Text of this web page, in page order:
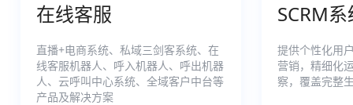
在线客服
直播+电商系统、私域三剑客系统、在
线客服机器人、呼入机器人、呼出机器
人、云呼叫中心系统、全域客户中台等
产品及解决方案
SCRM
提供个性化用
营销，精细化
察，覆盖完整